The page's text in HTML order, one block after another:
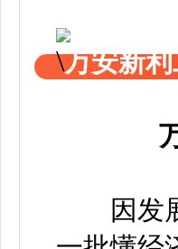
万安新
因发展